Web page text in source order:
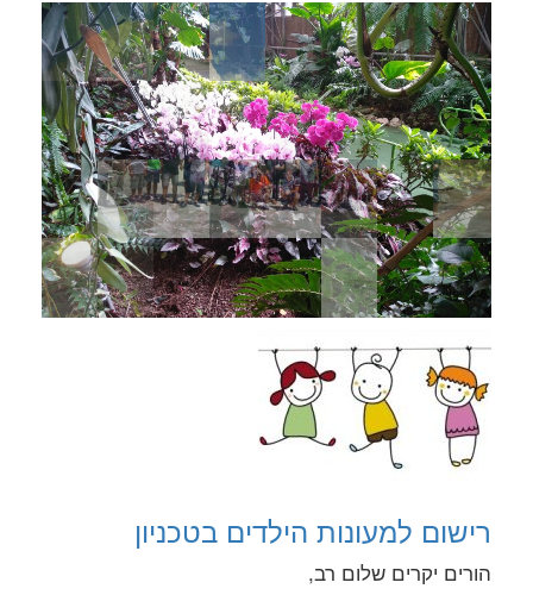
רישום למעונות הילדים בטכניון
הורים יקרים שלום רב,